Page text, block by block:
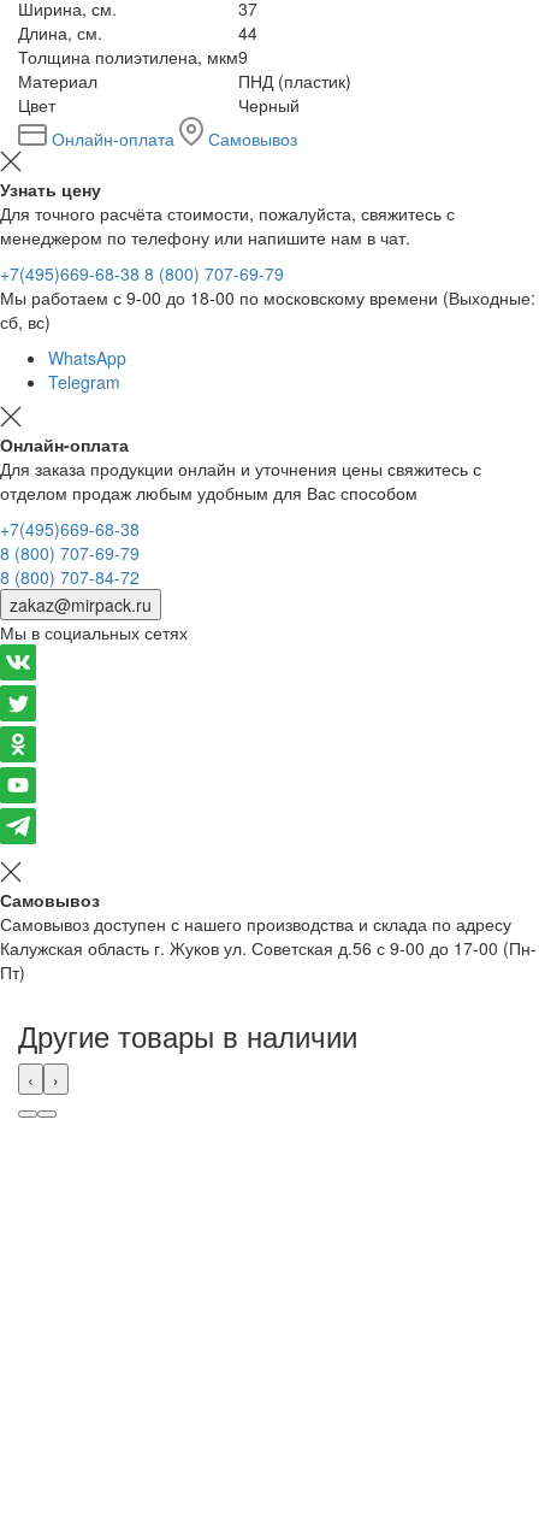
Ширина, см.
37
Длина, см.
44
Толщина полиэтилена, мкм9
Материал
ПНД (пластик)
Цвет
Черный
Онлайн-оплата
Самовывоз
Узнать цену
Для точного расчёта стоимости, пожалуйста, свяжитесь с
менеджером по телефону или напишите нам в чат.
+7(495)669-68-38 8 (800) 707-69-79
Мы работаем с 9-00 до 18-00 по московскому времени (Выходные:
сб, вс)
WhatsApp
Telegram
Онлайн-оплата
Для заказа продукции онлайн и уточнения цены свяжитесь с
отделом продаж любым удобным для Вас способом
+7(495)669-68-38
8 (800) 707-69-79
8 (800) 707-84-72
zakaz@mirpack.ru
Мы в социальных сетях
Самовывоз
Самовывоз доступен с нашего производства и склада по адресу
Калужская область г. Жуков ул. Советская д.56 с 9-00 до 17-00 (Пн-
Пт)
Другие товары в наличии
‹ ›